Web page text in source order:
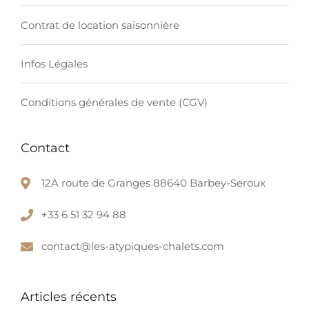
Contrat de location saisonnière
Infos Légales
Conditions générales de vente (CGV)
Contact
12A route de Granges 88640 Barbey-Seroux
+33 6 51 32 94 88
contact@les-atypiques-chalets.com
Articles récents